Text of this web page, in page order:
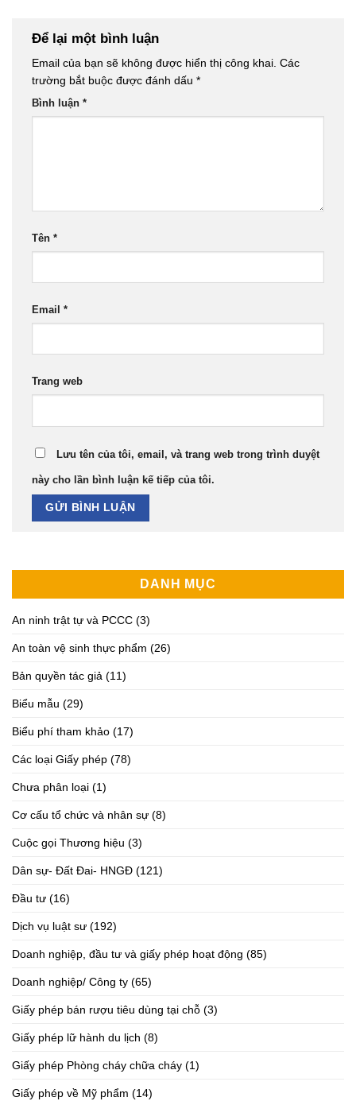
Để lại một bình luận
Email của bạn sẽ không được hiển thị công khai. Các
trường bắt buộc được đánh dấu *
Bình luận *
Tên *
Email *
Trang web
Lưu tên của tôi, email, và trang web trong trình duyệt
này cho lần bình luận kế tiếp của tôi.
DANH MỤC
An ninh trật tự và PCCC (3)
An toàn vệ sinh thực phẩm (26)
Bản quyền tác giả (11)
Biểu mẫu (29)
Biểu phí tham khảo (17)
Các loại Giấy phép (78)
Chưa phân loại (1)
Cơ cấu tổ chức và nhân sự (8)
Cuộc gọi Thương hiệu (3)
Dân sự- Đất Đai- HNGĐ (121)
Đầu tư (16)
Dịch vụ luật sư (192)
Doanh nghiệp, đầu tư và giấy phép hoạt động (85)
Doanh nghiệp/ Công ty (65)
Giấy phép bán rượu tiêu dùng tại chỗ (3)
Giấy phép lữ hành du lịch (8)
Giấy phép Phòng cháy chữa cháy (1)
Giấy phép về Mỹ phẩm (14)